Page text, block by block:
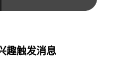
趣触发消息